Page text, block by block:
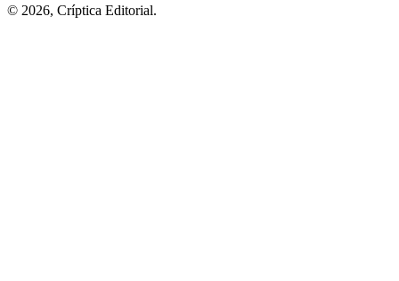
© 2026, Críptica Editorial.